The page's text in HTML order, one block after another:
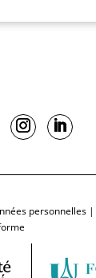
personnelles |